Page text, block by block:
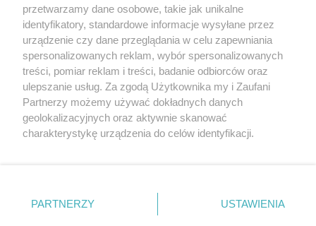
O nas Reklama Regulamin
Kontakt
Wydarzenia
Ogłoszenia Katalog firm
Zapisz się do newslettera
Dołącz do grona ludzi najlepiej poinformowanych!
Zapisz się »
przetwarzamy dane osobowe, takie jak unikalne
identyfikatory, standardowe informacje wysyłane przez
urządzenie czy dane przeglądania w celu zapewniania
spersonalizowanych reklam, wybór spersonalizowanych
treści, pomiar reklam i treści, badanie odbiorców oraz
ulepszanie usług. Za zgodą Użytkownika my i Zaufani
Partnerzy możemy używać dokładnych danych
geolokalizacyjnych oraz aktywnie skanować
charakterystykę urządzenia do celów identyfikacji.
zmienić/wycofać klikając przycisk ustawień prywatności
znajdujący się w lewym dolnym rogu strony
. Niektóre
PARTNERZY USTAWIENIA